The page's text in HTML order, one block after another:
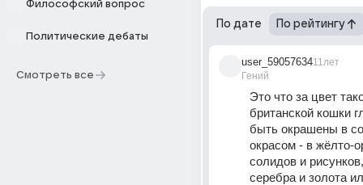
Философский вопрос
Политические дебаты
Смотреть все
По дате По рейтингу
user_59057634
Гений
11лет
Это что за цвет
британской кошки
быть окрашены в
окрасом - в жёлто-
солидов и
серебра и золота